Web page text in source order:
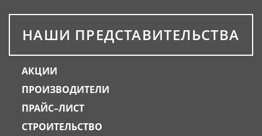
НАШИ ПРЕДСТАВИТЕЛЬСТВА
АКЦИИ
ПРОИЗВОДИТЕЛИ
ПРАЙС–ЛИСТ
СТРОИТЕЛЬСТВО